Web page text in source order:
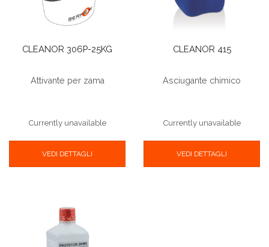
CLEANOR 306P-25KG
Attivante per zama
Currently unavailable
VEDI DETTAGLI
CLEANOR 415
Asciugante chimico
Currently unavailable
VEDI DETTAGLI